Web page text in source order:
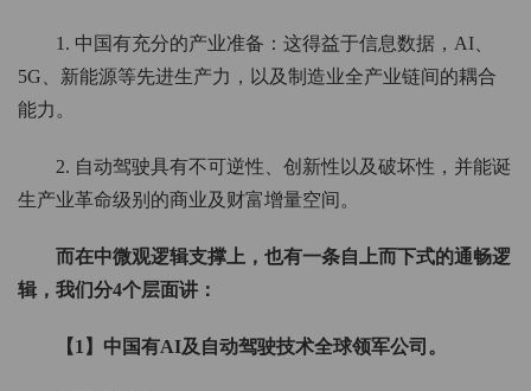
1. 中国有充分的产业准备：这得益于信息数据，AI、
5G、新能源等先进生产力，以及制造业全产业链间的耦合
能力。
2. 自动驾驶具有不可逆性、创新性以及破坏性，并能诞
生产业革命级别的商业及财富增量空间。
而在中微观逻辑支撑上，也有一条自上而下式的通畅逻
辑，我们分4个层面讲：
【1】中国有AI及自动驾驶技术全球领军公司。